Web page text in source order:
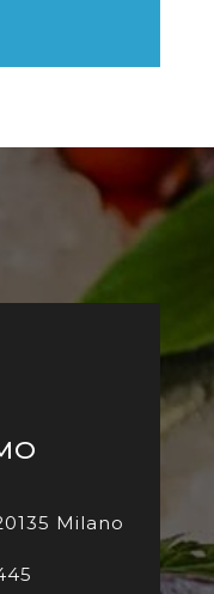
Milano